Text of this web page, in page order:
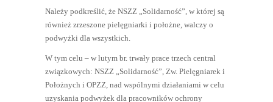
Należy podkreślić, że NSZZ „Solidarność”, w której są
również zrzeszone pielęgniarki i położne, walczy o
podwyżki dla wszystkich.
W tym celu – w lutym br. trwały prace trzech central
związkowych: NSZZ „Solidarność”, Zw. Pielęgniarek i
Położnych i OPZZ, nad wspólnymi działaniami w celu
uzyskania podwyżek dla pracowników ochrony